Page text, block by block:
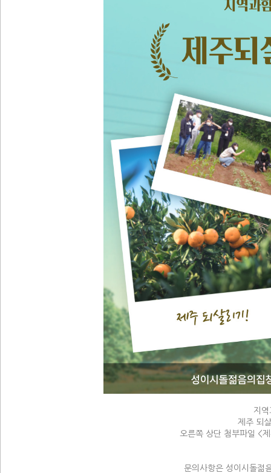
지
제주 되
오른쪽 상단 첨부파일 <
문의사항은 성이시돌젊